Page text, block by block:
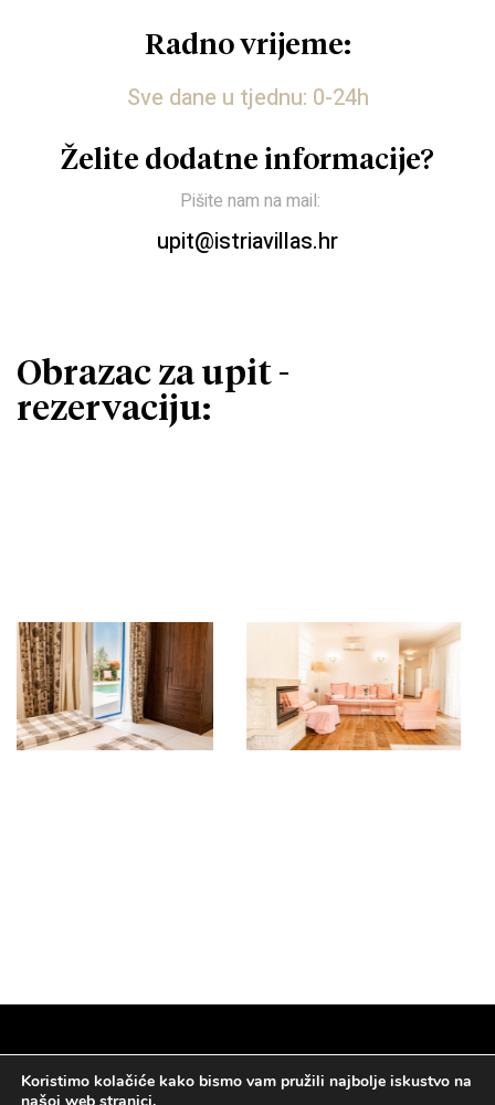
Radno vrijeme:
Sve dane u tjednu: 0-24h
Želite dodatne informacije?
Pišite nam na mail:
upit@istriavillas.hr
Obrazac za upit -
rezervaciju:
Koristimo kolačiće kako bismo vam pružili najbolje iskustvo na